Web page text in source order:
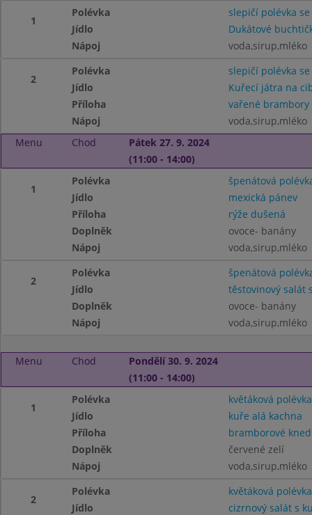
1
Polévka
slepičí polévka
Jídlo
Dukátové
Nápoj
voda,sirup,mléko
2
Polévka
slepičí polévka
Jídlo
Kuřecí játra na
Příloha
vařené brambory
Nápoj
voda,sirup,mléko
Menu
Chod
Pátek 27. 9. 2024
(11:00 - 14:00)
1
Polévka
špenátová
Jídlo
mexická pánev
Příloha
rýže dušená
Doplněk
ovoce- banány
Nápoj
voda,sirup,mléko
2
Polévka
špenátová
Jídlo
těstovinový salát
Doplněk
ovoce- banány
Nápoj
voda,sirup,mléko
Menu Chod
Pondělí 30. 9. 2024
(11:00 - 14:00)
1
Polévka
květáková polévka
Jídlo
kuře alá kachna
Příloha
bramborové
Doplněk
červené zelí
Nápoj
voda,sirup,mléko
2
Polévka
květáková polévka
Jídlo
cizrnový salát s